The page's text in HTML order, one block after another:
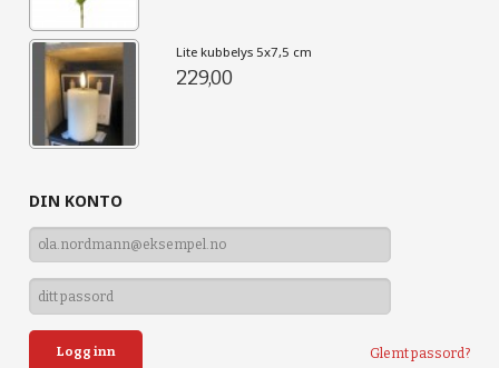
Lite kubbelys 5x7,5 cm
229,00
DIN KONTO
Glemt passord?